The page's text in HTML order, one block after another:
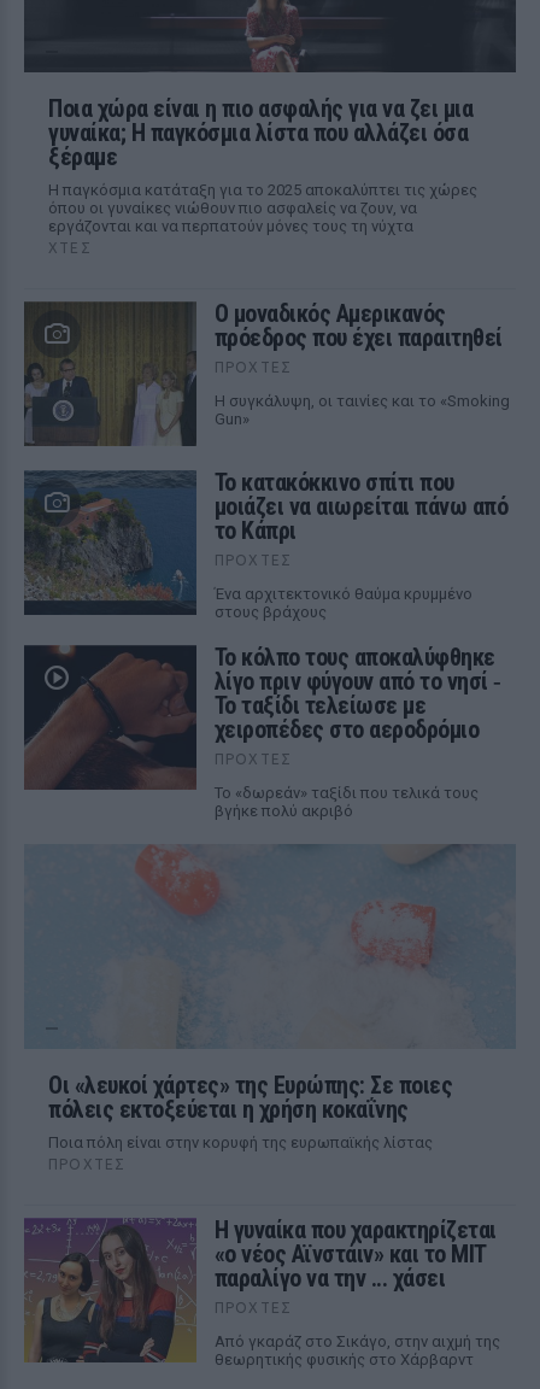
Ποια χώρα είναι η πιο ασφαλής για να ζει μια
γυναίκα; Η παγκόσμια λίστα που αλλάζει όσα
ξέραμε
Η παγκόσμια κατάταξη για το 2025 αποκαλύπτει τις χώρες
όπου οι γυναίκες νιώθουν πιο ασφαλείς να ζουν, να
εργάζονται και να περπατούν μόνες τους τη νύχτα
ΧΤΕΣ
Ο μοναδικός Αμερικανός
πρόεδρος που έχει παραιτηθεί
ΠΡΟΧΤΈΣ
Η συγκάλυψη, οι ταινίες και το «Smoking
Gun»
Το κατακόκκινο σπίτι που
μοιάζει να αιωρείται πάνω από
το Κάπρι
ΠΡΟΧΤΈΣ
Ένα αρχιτεκτονικό θαύμα κρυμμένο
στους βράχους
Το κόλπο τους αποκαλύφθηκε
λίγο πριν φύγουν από το νησί ‑
Το ταξίδι τελείωσε με
χειροπέδες στο αεροδρόμιο
ΠΡΟΧΤΈΣ
Το «δωρεάν» ταξίδι που τελικά τους
βγήκε πολύ ακριβό
Οι «λευκοί χάρτες» της Ευρώπης: Σε ποιες
πόλεις εκτοξεύεται η χρήση κοκαΐνης
Ποια πόλη είναι στην κορυφή της ευρωπαϊκής λίστας
ΠΡΟΧΤΈΣ
Η γυναίκα που χαρακτηρίζεται
«ο νέος Αϊνστάιν» και το MIT
παραλίγο να την ... χάσει
ΠΡΟΧΤΈΣ
Από γκαράζ στο Σικάγο, στην αιχμή της
θεωρητικής φυσικής στο Χάρβαρντ